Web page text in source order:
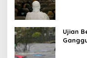
Ujian